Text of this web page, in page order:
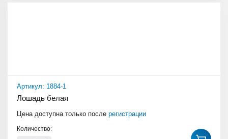
Артикул: 1884-1
Лошадь белая
Цена доступна только после регистрации
Количество: